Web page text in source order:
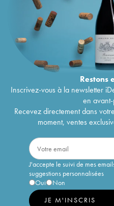
Restons
Inscrivez-vous à la newsletter
en
Recevez directement dans
moment, ventes
J'accepte le suivi de mes
suggestions personnalisées
Oui
Non
JE M'INSCRIS